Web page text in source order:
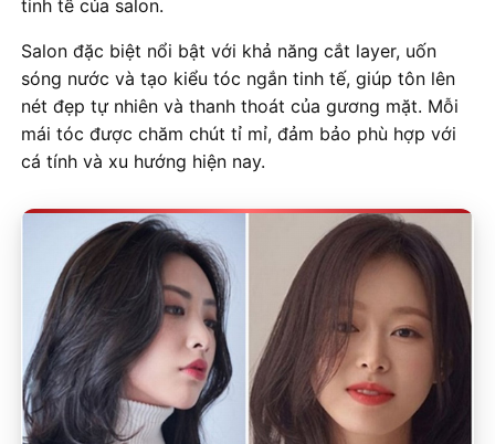
tinh tế của salon.
Salon đặc biệt nổi bật với khả năng cắt layer, uốn
sóng nước và tạo kiểu tóc ngắn tinh tế, giúp tôn lên
nét đẹp tự nhiên và thanh thoát của gương mặt. Mỗi
mái tóc được chăm chút tỉ mỉ, đảm bảo phù hợp với
cá tính và xu hướng hiện nay.